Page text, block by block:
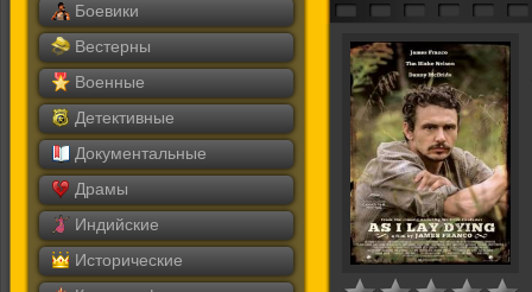
Боевики
Вестерны
Военные
Детективные
Документальные
Драмы
Индийские
Исторические